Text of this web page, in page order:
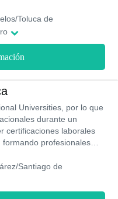
ya que te permitirá
tu crecimiento
Toluca de
Universities, por lo que
durante un
certificaciones laborales
profesionales
programas académicos
de la más alta calidad
Santiago de